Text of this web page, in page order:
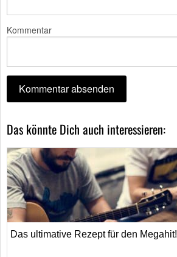
Kommentar
Das könnte Dich auch interessieren:
Das ultimative Rezept für den Megahit!